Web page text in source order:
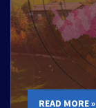
READ MORE »